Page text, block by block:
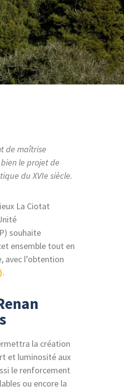
de maîtrise
le projet de
du XVIe siècle.
La Ciotat
souhaite
ensemble tout en
avec l’obtention
la création
et luminosité aux
le renforcement
ou encore la